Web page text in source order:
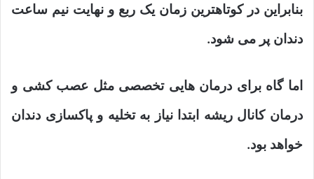
بنابراین در کوتاهترین زمان یک ربع و نهایت نیم ساعت
دندان پر می شود.
اما گاه برای درمان هایی تخصصی مثل عصب کشی و
درمان کانال ریشه ابتدا نیاز به تخلیه و پاکسازی دندان
خواهد بود.